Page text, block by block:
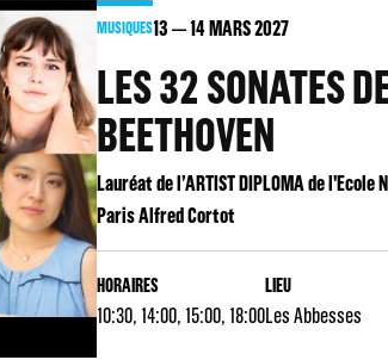
MUSIQUES13 14MARS 2027
LES 32 SONATES
BEETHOVEN
Lauréat de l’ARTIST DIPLOMA de l'Ecole
Paris Alfred Cortot
HORAIRES
10:30, 14:00, 15:00, 18:00
LIEU
Les Abbesses